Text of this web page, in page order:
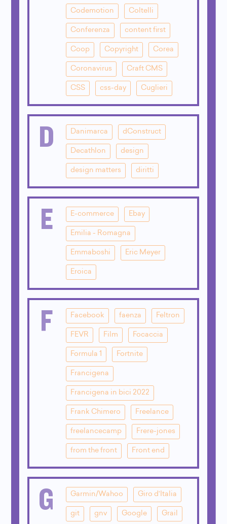
Codemotion Coltelli
Conferenza content first
Coop Copyright Corea
Coronavirus Craft CMS
CSS css-day Cuglieri
D Danimarca dConstruct
Decathlon design
design matters diritti
E E-commerce Ebay
Emilia - Romagna
Emmaboshi Eric Meyer
Eroica
F Facebook faenza Feltron
FEVR Film Focaccia
Formula 1 Fortnite
Francigena
Francigena in bici 2022
Frank Chimero Freelance
freelancecamp Frere-jones
from the front Front end
G Garmin/Wahoo Giro d'Italia
git gnv Google Grail